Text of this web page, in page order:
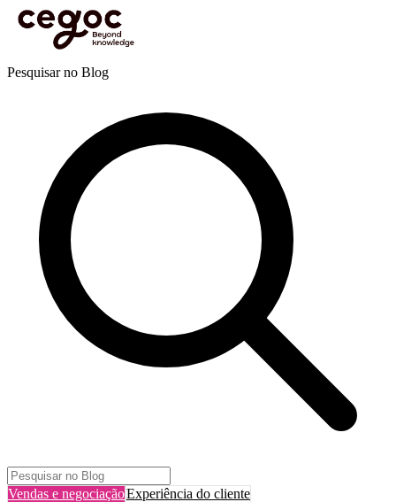
Skip to main content
Está aqui:Home > Recursos
que é a Buyer's Journey ou jornada do consumidor?
Pesquisar no Blog
Vendas e negociaçãoExperiência do cliente